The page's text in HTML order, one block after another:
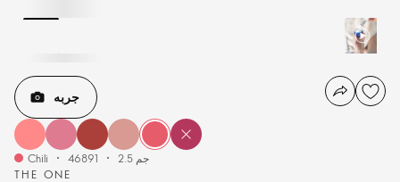
THE ONE
جربه
Chili 46891 2.5 جم